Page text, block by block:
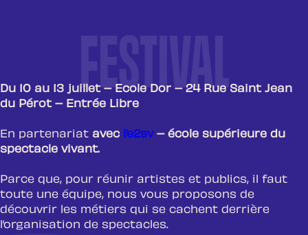
FESTIVAL
LE FESTIVAL
Du 10 au 13 juillet – Ecole Dor – 24 Rue Saint Jean
du Pérot – Entrée Libre
En partenariat avec l’e2sv– école supérieure du
spectacle vivant.
Parce que, pour réunir artistes et publics, il faut
toute une équipe, nous vous proposons de
découvrir les métiers qui se cachent derrière
l’organisation de spectacles.